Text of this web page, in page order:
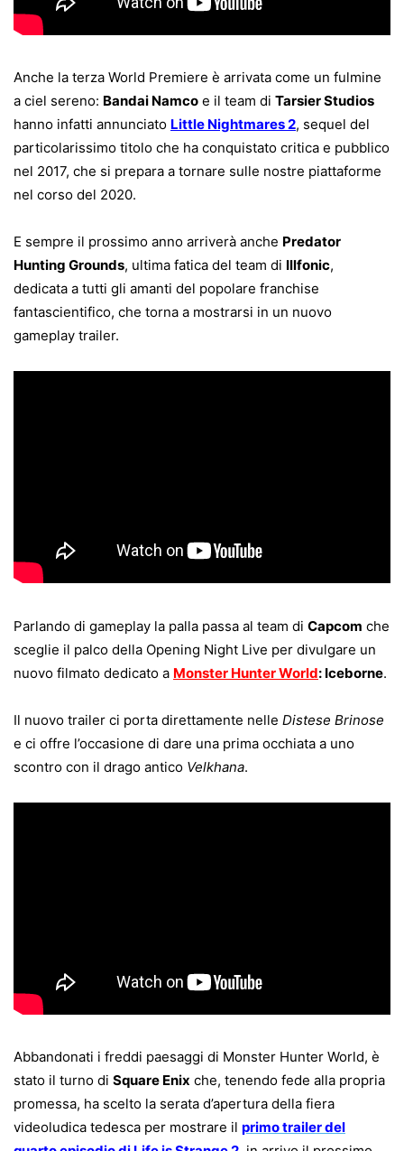
Anche la terza World Premiere è arrivata come un fulmine
a ciel sereno: Bandai Namco e il team di Tarsier Studios
hanno infatti annunciato Little Nightmares 2, sequel del
particolarissimo titolo che ha conquistato critica e pubblico
nel 2017, che si prepara a tornare sulle nostre piattaforme
nel corso del 2020.
E sempre il prossimo anno arriverà anche Predator
Hunting Grounds, ultima fatica del team di Illfonic,
dedicata a tutti gli amanti del popolare franchise
fantascientifico, che torna a mostrarsi in un nuovo
gameplay trailer.
Parlando di gameplay la palla passa al team di Capcom che
sceglie il palco della Opening Night Live per divulgare un
nuovo filmato dedicato a Monster Hunter World: Iceborne.
Il nuovo trailer ci porta direttamente nelle Distese Brinose
e ci offre l’occasione di dare una prima occhiata a uno
scontro con il drago antico Velkhana.
Abbandonati i freddi paesaggi di Monster Hunter World, è
stato il turno di Square Enix che, tenendo fede alla propria
promessa, ha scelto la serata d’apertura della fiera
videoludica tedesca per mostrare il primo trailer del